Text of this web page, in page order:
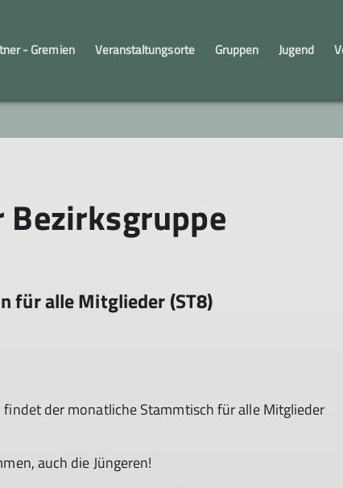
- Gremien
Beirat Trainer*innen und
Veranstaltungsorte Gruppen
Sportklettern Alpinistik-Team
Jugend
Jugend 1
für alle Mitglieder (ST8)
der monatliche Stammtisch für alle Mitglieder
auch die Jüngeren!